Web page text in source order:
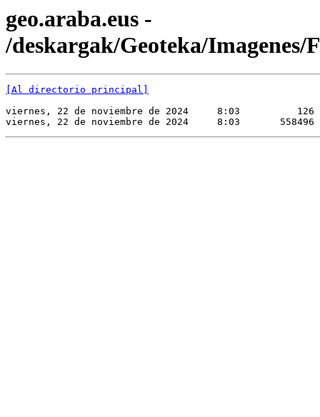
geo.araba.eus -
/deskargak/Geoteka/
[Al directorio principal]
viernes, 22 de noviembre de 2024     8:03          126
viernes, 22 de noviembre de 2024     8:03       558496